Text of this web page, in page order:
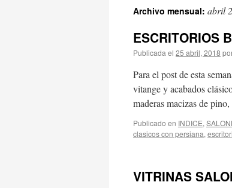
contenido
Archivo mensual: abril
ESCRITORIOS
Publicada el 25 abril, 2018
Para el post de esta
vitange y acabados
maderas macizas de
Publicado en INDICE,
clasicos con persiana,
VITRINAS